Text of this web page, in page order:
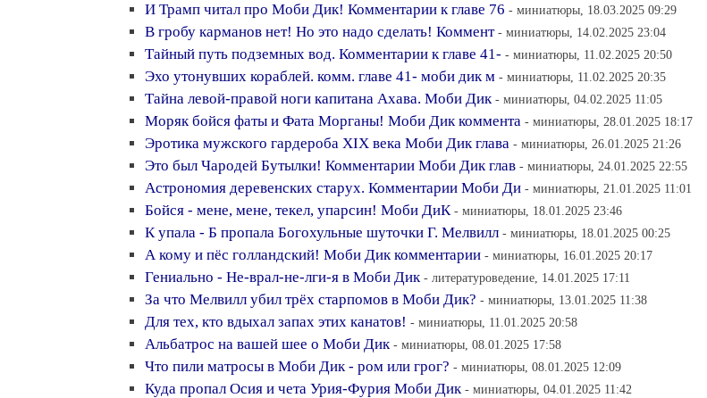
И Трамп читал про Моби Дик! Комментарии к главе 76 - миниатюры, 18.03.2025 09:29
В гробу карманов нет! Но это надо сделать! Коммент - миниатюры, 14.02.2025 23:04
Тайный путь подземных вод. Комментарии к главе 41- - миниатюры, 11.02.2025 20:50
Эхо утонувших кораблей. комм. главе 41- моби дик м - миниатюры, 11.02.2025 20:35
Тайна левой-правой ноги капитана Ахава. Моби Дик - миниатюры, 04.02.2025 11:05
Моряк бойся фаты и Фата Морганы! Моби Дик коммента - миниатюры, 28.01.2025 18:17
Эротика мужского гардероба XIX века Моби Дик глава - миниатюры, 26.01.2025 21:26
Это был Чародей Бутылки! Комментарии Моби Дик глав - миниатюры, 24.01.2025 22:55
Астрономия деревенских старух. Комментарии Моби Ди - миниатюры, 21.01.2025 11:01
Бойся - мене, мене, текел, упарсин! Моби ДиК - миниатюры, 18.01.2025 23:46
К упала - Б пропала Богохульные шуточки Г. Мелвилл - миниатюры, 18.01.2025 00:25
А кому и пёс голландский! Моби Дик комментарии - миниатюры, 16.01.2025 20:17
Гениально - Не-врал-не-лги-я в Моби Дик - литературоведение, 14.01.2025 17:11
За что Мелвилл убил трёх старпомов в Моби Дик? - миниатюры, 13.01.2025 11:38
Для тех, кто вдыхал запах этих канатов! - миниатюры, 11.01.2025 20:58
Альбатрос на вашей шее о Моби Дик - миниатюры, 08.01.2025 17:58
Что пили матросы в Моби Дик - ром или грог? - миниатюры, 08.01.2025 12:09
Куда пропал Осия и чета Урия-Фурия Моби Дик - миниатюры, 04.01.2025 11:42